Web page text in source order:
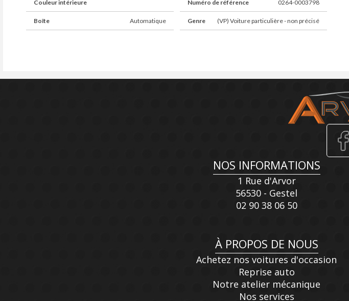
Couleur intérieure
Boîte Automatique
Numéro de référence 0264-0003798
Genre (VP) Voiture particulière - non précisé
NOS INFORMATIONS
1 Rue d'Arvor
56530 - Gestel
02 90 38 06 50
À PROPOS DE NOUS
Achetez nos voitures d'occasion
Reprise auto
Notre atelier mécanique
Nos services